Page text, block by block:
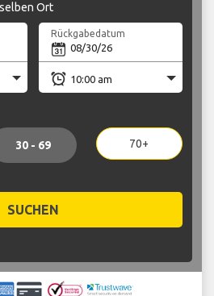
Ort
Rückgabedatum
30 - 69 70+
SUCHEN